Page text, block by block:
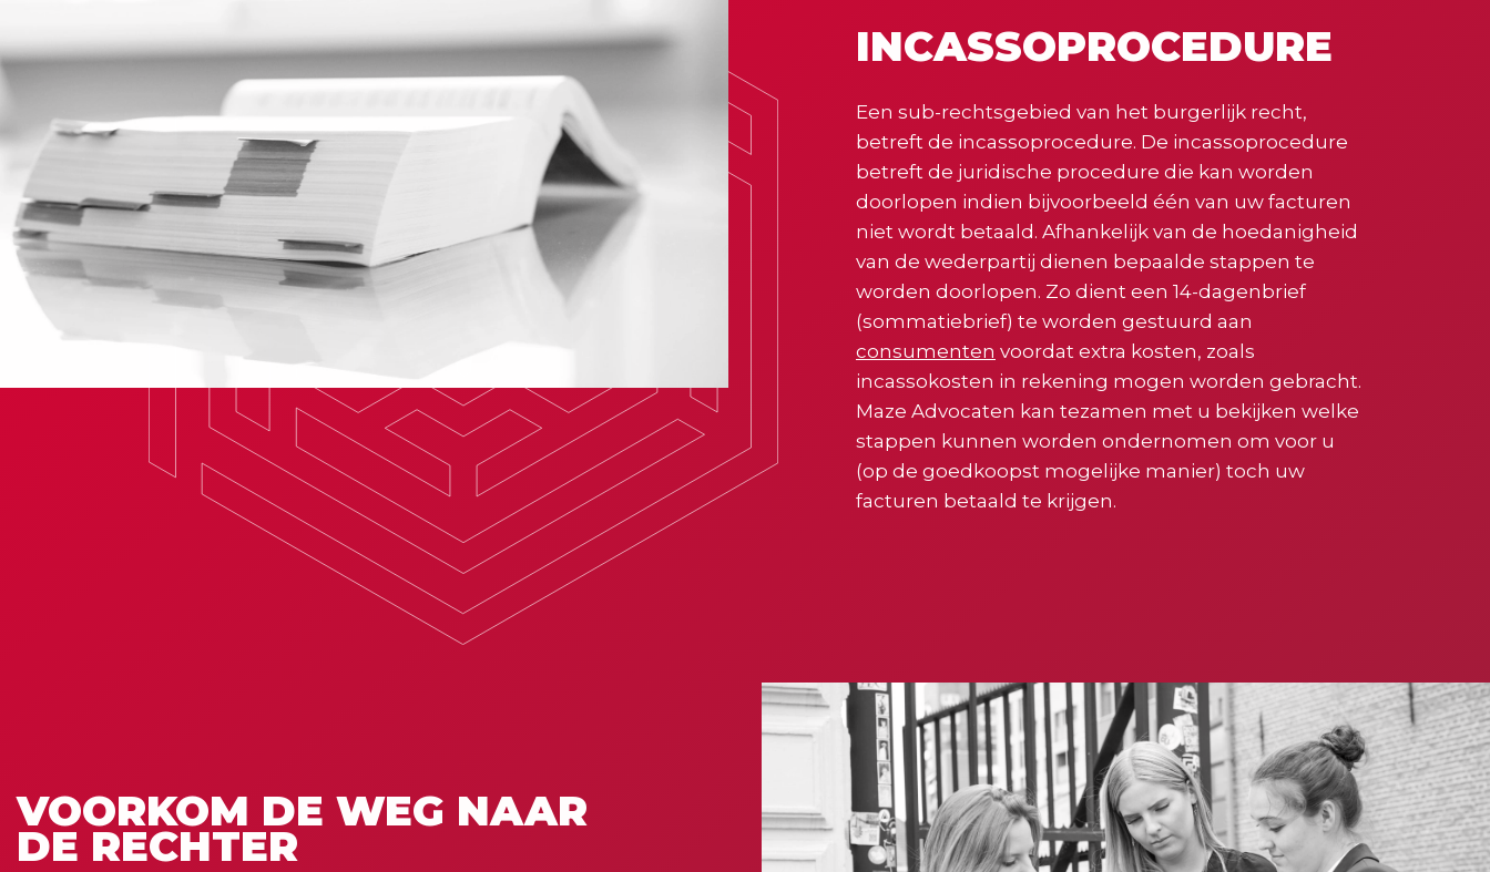
INCASSOPROCEDURE
Een sub-rechtsgebied van het burgerlijk recht,
betreft de incassoprocedure. De incassoprocedure
betreft de juridische procedure die kan worden
doorlopen indien bijvoorbeeld één van uw facturen
niet wordt betaald. Afhankelijk van de hoedanigheid
van de wederpartij dienen bepaalde stappen te
worden doorlopen. Zo dient een 14-dagenbrief
(sommatiebrief) te worden gestuurd aan
consumenten voordat extra kosten, zoals
incassokosten in rekening mogen worden gebracht.
Maze Advocaten kan tezamen met u bekijken welke
stappen kunnen worden ondernomen om voor u
(op de goedkoopst mogelijke manier) toch uw
facturen betaald te krijgen.
VOORKOM DE WEG NAAR
DE RECHTER